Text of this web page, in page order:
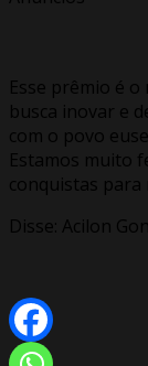
Esse prêmio é
busca inovar e
com o povo
Estamos muito
conquistas para
Disse: Acilon